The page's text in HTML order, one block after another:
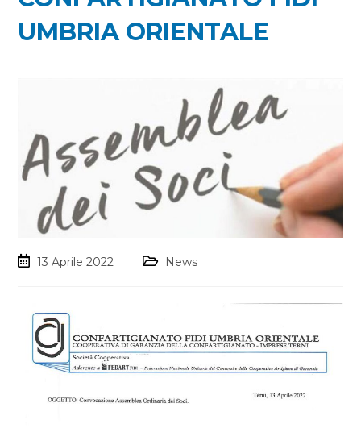
UMBRIA ORIENTALE
13 Aprile 2022 News